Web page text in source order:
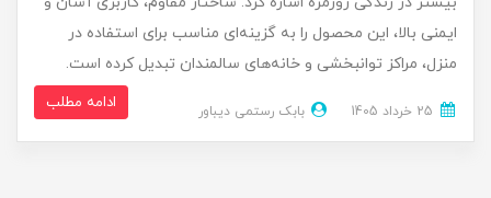
ایمنی بالا، این محصول را به گزینه‌ای مناسب برای استفاده در
منزل، مراکز توانبخشی و خانه‌های سالمندان تبدیل کرده است.
بابک رستمی دیباور ادامه مطلب